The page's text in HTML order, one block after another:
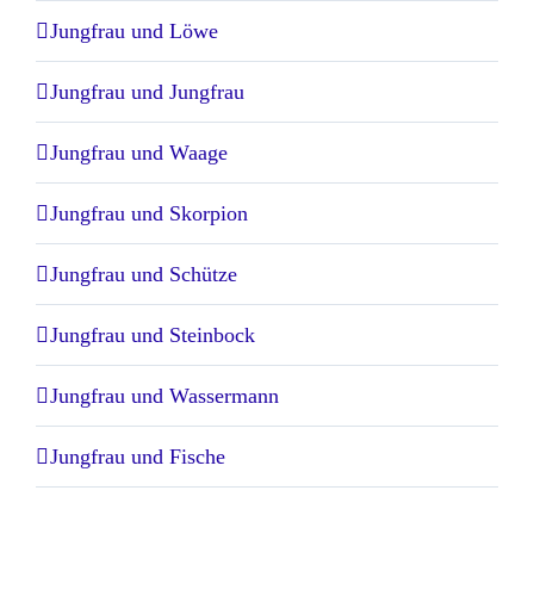
Jungfrau und Löwe
Jungfrau und Jungfrau
Jungfrau und Waage
Jungfrau und Skorpion
Jungfrau und Schütze
Jungfrau und Steinbock
Jungfrau und Wassermann
Jungfrau und Fische